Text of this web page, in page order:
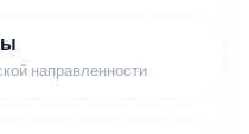
направленности